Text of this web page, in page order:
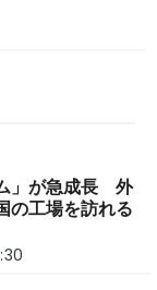
」が急成長 外
の工場を訪れる